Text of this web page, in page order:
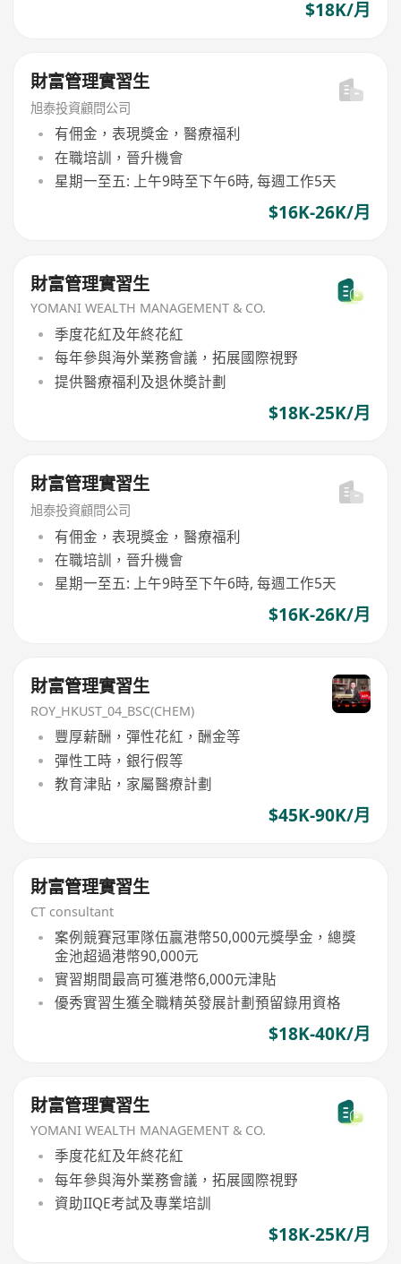
$18K/月
財富管理實習生
旭泰投資顧問公司
有佣金，表現獎金，醫療福利
在職培訓，晉升機會
星期一至五: 上午9時至下午6時, 每週工作5天
$16K-26K/月
財富管理實習生
YOMANI WEALTH MANAGEMENT & CO.
季度花紅及年終花紅
每年參與海外業務會議，拓展國際視野
提供醫療福利及退休奬計劃
$18K-25K/月
財富管理實習生
旭泰投資顧問公司
有佣金，表現獎金，醫療福利
在職培訓，晉升機會
星期一至五: 上午9時至下午6時, 每週工作5天
$16K-26K/月
財富管理實習生
ROY_HKUST_04_BSC(CHEM)
豐厚薪酬，彈性花紅，酬金等
彈性工時，銀行假等
教育津貼，家屬醫療計劃
$45K-90K/月
財富管理實習生
CT consultant
案例競賽冠軍隊伍贏港幣50,000元獎學金，總獎
金池超過港幣90,000元
實習期間最高可獲港幣6,000元津貼
優秀實習生獲全職精英發展計劃預留錄用資格
$18K-40K/月
財富管理實習生
YOMANI WEALTH MANAGEMENT & CO.
季度花紅及年終花紅
每年參與海外業務會議，拓展國際視野
資助IIQE考試及專業培訓
$18K-25K/月